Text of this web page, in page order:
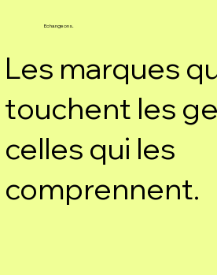
Echangeons.
Les marques
touchent les
celles qui les
comprennent.